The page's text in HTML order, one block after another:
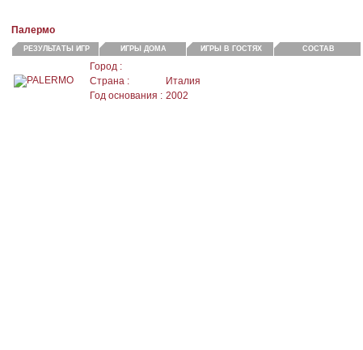
Палермо
РЕЗУЛЬТАТЫ ИГР ИГРЫ ДОМА ИГРЫ В ГОСТЯХ СОСТАВ
Город :
Страна :
Италия
Год основания : 2002